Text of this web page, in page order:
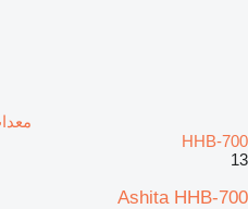
HHB-700
13
Ashita HHB-700